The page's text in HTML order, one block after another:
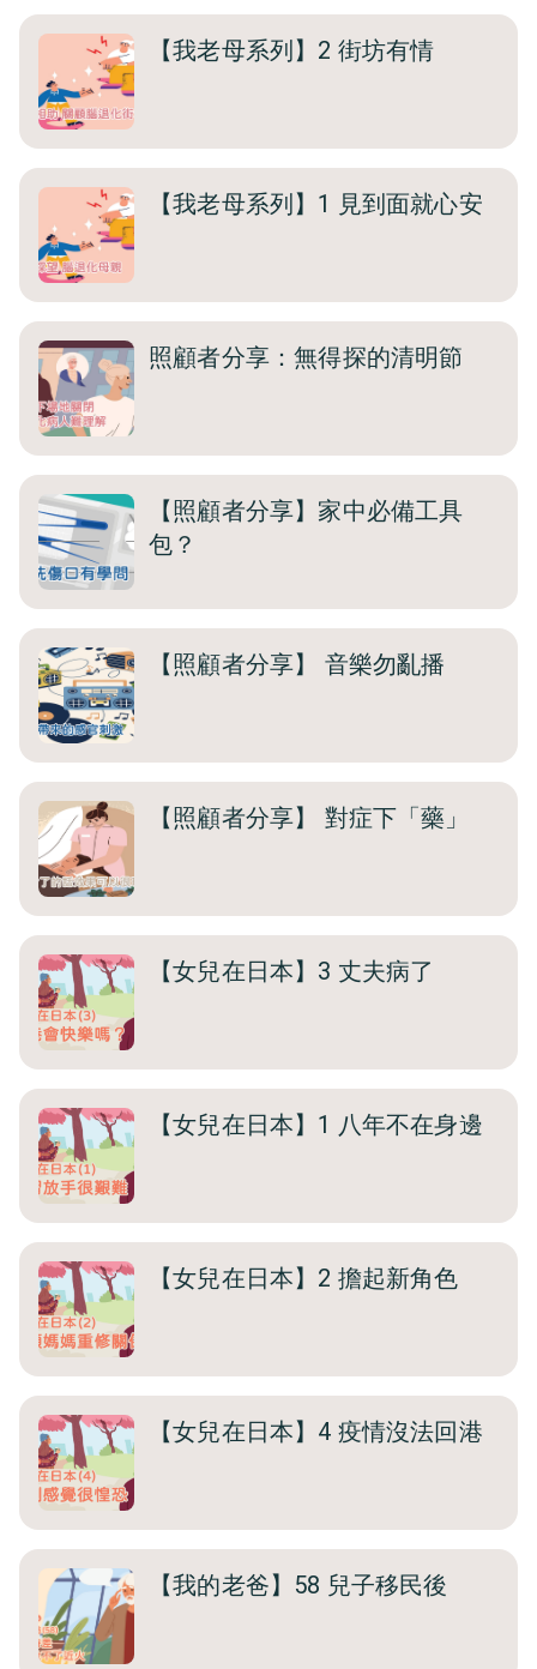
【我老母系列】2 街坊有情
【我老母系列】1 見到面就心安
照顧者分享：無得探的清明節
【照顧者分享】家中必備工具
包？
【照顧者分享】 音樂勿亂播
【照顧者分享】 對症下「藥」
【女兒在日本】3 丈夫病了
【女兒在日本】1 八年不在身邊
【女兒在日本】2 擔起新角色
【女兒在日本】4 疫情沒法回港
【我的老爸】58 兒子移民後